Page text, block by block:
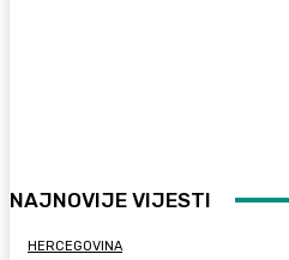
NAJNOVIJE VIJESTI
HERCEGOVINA